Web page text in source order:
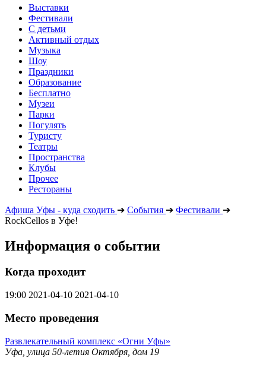
Выставки
Фестивали
С детьми
Активный отдых
Музыка
Шоу
Праздники
Образование
Бесплатно
Музеи
Парки
Погулять
Туристу
Театры
Пространства
Клубы
Прочее
Рестораны
Афиша Уфы - куда сходить ➔ События ➔ Фестивали ➔
RockCellos в Уфе!
Информация о событии
Когда проходит
19:00 2021-04-10 2021-04-10
Место проведения
Развлекательный комплекс «Огни Уфы»
Уфа, улица 50-летия Октября, дом 19